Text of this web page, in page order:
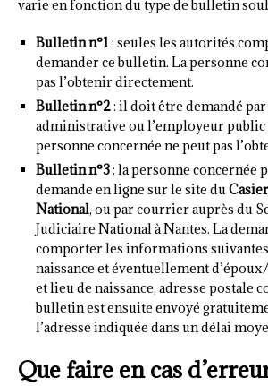
varie en fonction du type de bulletin
Bulletin n°1: seules les autorités
demander ce bulletin. La personne
pas l’obtenir directement.
Bulletin n°2: il doit être demandé
administrative ou l’employeur public
personne concernée ne peut pas
Bulletin n°3: la personne concernée
demande en ligne sur le site du
National, ou par courrier auprès du
Judiciaire National à Nantes. La
comporter les informations suivantes
naissance et éventuellement
et lieu de naissance, adresse postale
bulletin est ensuite envoyé
l’adresse indiquée dans un délai
Que faire en cas